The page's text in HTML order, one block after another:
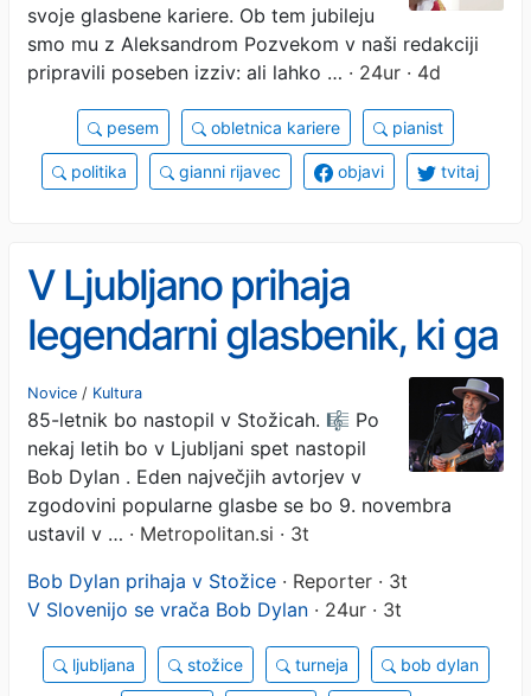
svoje glasbene kariere. Ob tem jubileju
smo mu z Aleksandrom Pozvekom v naši redakciji
pripravili poseben izziv: ali lahko … · 24ur · 4d
pesem obletnica kariere pianist
politika gianni rijavec objavi tvitaj
V Ljubljano prihaja
legendarni glasbenik, ki ga
Slovenci naravnost
obožujemo
Novice / Kultura
85-letnik bo nastopil v Stožicah. 🎼 Po
nekaj letih bo v Ljubljani spet nastopil
Bob Dylan . Eden največjih avtorjev v
zgodovini popularne glasbe se bo 9. novembra
ustavil v … · Metropolitan.si · 3t
Bob Dylan prihaja v Stožice · Reporter · 3t
V Slovenijo se vrača Bob Dylan · 24ur · 3t
ljubljana stožice turneja bob dylan